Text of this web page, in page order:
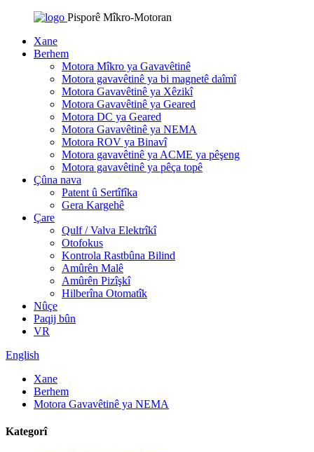
Pisporê Mîkro-Motoran
Xane
Berhem
Motora Mîkro ya Gavavêtinê
Motora gavavêtinê ya bi magnetê daîmî
Motora Gavavêtinê ya Xêzikî
Motora Gavavêtinê ya Geared
Motora DC ya Geared
Motora Gavavêtinê ya NEMA
Motora ROV ya Binavî
Motora gavavêtinê ya ACME ya pêşeng
Motora gavavêtinê ya pêça topê
Çûna nava
Patent û Sertîfîka
Gera Kargehê
Çare
Qulf / Valva Elektrîkî
Otofokus
Kontrola Rastbûna Bilind
Amûrên Malê
Amûrên Pizîşkî
Hilberîna Otomatîk
Nûçe
Paqij bûn
VR
English
Xane
Berhem
Motora Gavavêtinê ya NEMA
Kategorî